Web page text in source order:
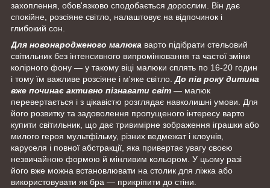
захоплення, обов'язково сподобається дорослим. Він дає
спокійне, розсіяне світло, налаштовує на відпочинок і
глибокий сон.
Для новонародженого малюка варто підібрати стельовий
світильник без інтенсивного випромінювання та частої зміни
колірного фону — у такому віці малюки сплять по 16-20 годин
і тому їм важливе розсіяне і м'яке світло.До пів року дитина
вже починає активно пізнавати світ — малюк
перевертається і з цікавістю розглядає навколишні умови. Для
його розвитку та задоволення пропущеного інтересу варто
купити світильник, що дає тривимірне зображення іграшки або
милого героя мультфільму, різних ведмежат і клоунів,
каруселя і повної абстракції, яка привертає увагу своєю
незвичайною формою й мінливим кольором. У цьому разі
його вже можна встановлювати на столик для ліжка або
використовувати як бра — прикріпити до стіни.